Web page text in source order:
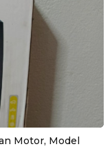
Motor, Model